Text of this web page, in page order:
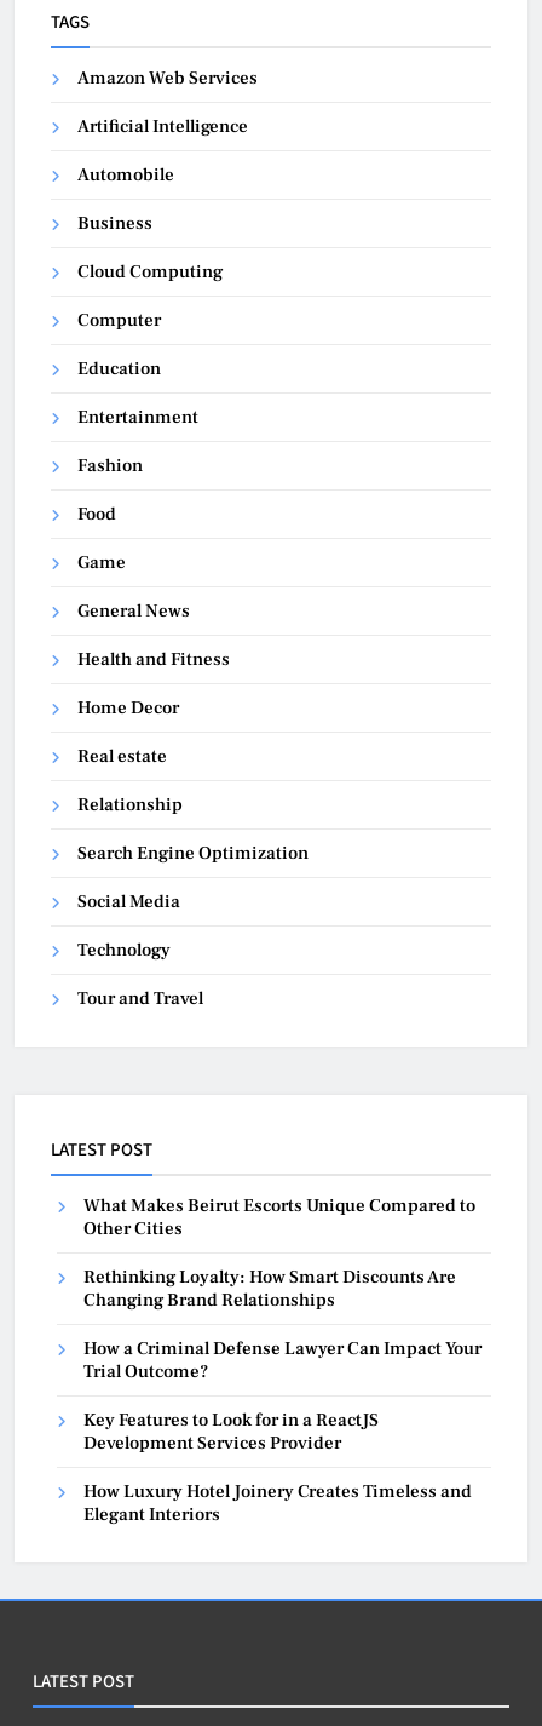
TAGS
Amazon Web Services
Artificial Intelligence
Automobile
Business
Cloud Computing
Computer
Education
Entertainment
Fashion
Food
Game
General News
Health and Fitness
Home Decor
Real estate
Relationship
Search Engine Optimization
Social Media
Technology
Tour and Travel
LATEST POST
What Makes Beirut Escorts Unique Compared to
Other Cities
Rethinking Loyalty: How Smart Discounts Are
Changing Brand Relationships
How a Criminal Defense Lawyer Can Impact Your
Trial Outcome?
Key Features to Look for in a ReactJS
Development Services Provider
How Luxury Hotel Joinery Creates Timeless and
Elegant Interiors
LATEST POST